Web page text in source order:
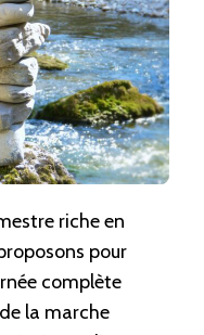
riche en
pour
complète
la marche